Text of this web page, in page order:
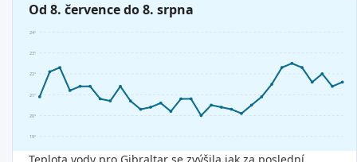
Od 8. července do 8. srpna
19°
20°
21°
22°
23°
24°